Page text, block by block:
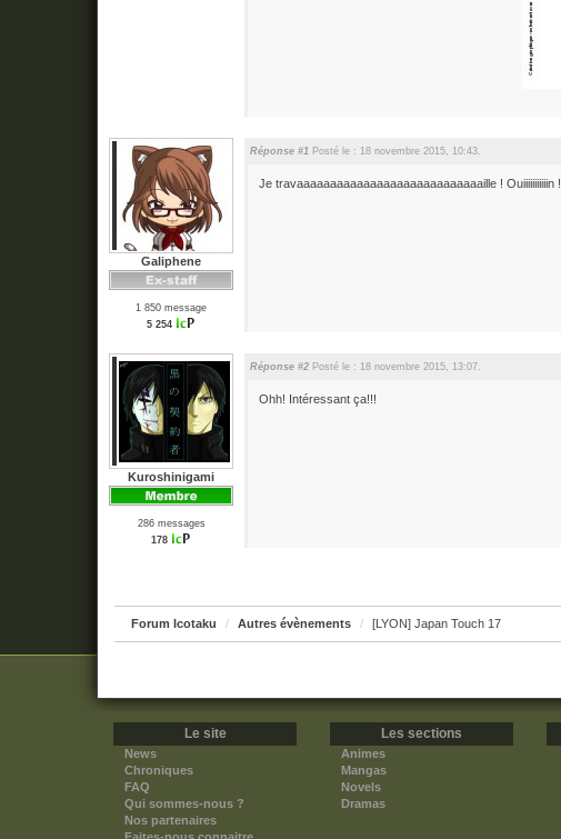
Galiphene
1 850 message
5 254
Réponse #1 Posté le : 18 novembre 2015, 10:43.
Je travaaaaaaaaaaaaaaaaaaaaaaaaaaaaille ! Ouiiiiiiiiiiin !
Kuroshinigami
286 messages
178
Réponse #2 Posté le : 18 novembre 2015, 13:07.
Ohh! Intéressant ça!!!
Forum Icotaku Autres évènements [LYON] Japan Touch 17
Le site
News
Chroniques
FAQ
Qui sommes-nous ?
Nos partenaires
Les sections
Animes
Mangas
Novels
Dramas